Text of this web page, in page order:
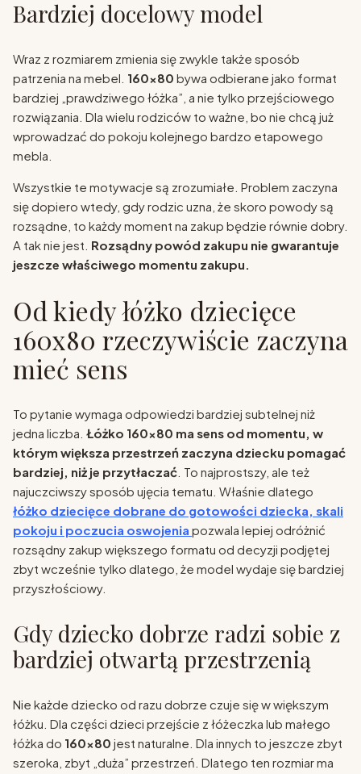
Bardziej docelowy model
Wraz z rozmiarem zmienia się zwykle także sposób
patrzenia na mebel. 160x80 bywa odbierane jako format
bardziej „prawdziwego łóżka”, a nie tylko przejściowego
rozwiązania. Dla wielu rodziców to ważne, bo nie chcą już
wprowadzać do pokoju kolejnego bardzo etapowego
mebla.
Wszystkie te motywacje są zrozumiałe. Problem zaczyna
się dopiero wtedy, gdy rodzic uzna, że skoro powody są
rozsądne, to każdy moment na zakup będzie równie dobry.
A tak nie jest. Rozsądny powód zakupu nie gwarantuje
jeszcze właściwego momentu zakupu.
Od kiedy łóżko dziecięce
160x80 rzeczywiście zaczyna
mieć sens
To pytanie wymaga odpowiedzi bardziej subtelnej niż
jedna liczba. Łóżko 160x80 ma sens od momentu, w
którym większa przestrzeń zaczyna dziecku pomagać
bardziej, niż je przytłaczać . To najprostszy, ale też
najuczciwszy sposób ujęcia tematu. Właśnie dlatego
łóżko dziecięce dobrane do gotowości dziecka, skali
pokoju i poczucia oswojenia pozwala lepiej odróżnić
rozsądny zakup większego formatu od decyzji podjętej
zbyt wcześnie tylko dlatego, że model wydaje się bardziej
przyszłościowy.
Gdy dziecko dobrze radzi sobie z
bardziej otwartą przestrzenią
Nie każde dziecko od razu dobrze czuje się w większym
łóżku. Dla części dzieci przejście z łóżeczka lub małego
łóżka do 160x80 jest naturalne. Dla innych to jeszcze zbyt
szeroka, zbyt „duża” przestrzeń. Dlatego ten rozmiar ma